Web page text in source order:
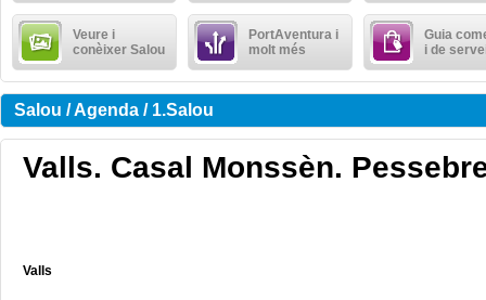
Veure i
conèixer Salou
PortAventura i
molt més
Guia
i de
Salou / Agenda / 1.Salou
Valls. Casal Monssèn.
Valls